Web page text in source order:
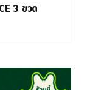
3 ขวด